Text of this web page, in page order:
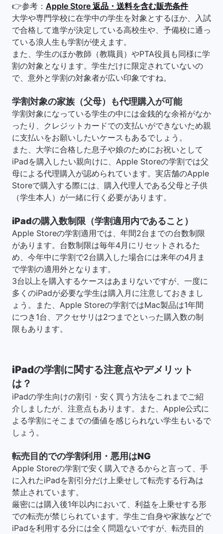
👉参考： Apple Store 返品・送料を含む販売条件
大学や専門学校に在学中の学生を対象とするほか、入試
で合格して進学が決定している高校生や、予備校に通っ
ている浪人生も学割が使えます。
また、学生のほか教師（教職員）やPTA役員も同様に学
割の対象となります。学生だけに限定されていないの
で、意外と学割の対象者が広い印象ですね。
学割対象の家族（父母）も代理購入が可能
学割対象になっている学生の中には金銭的な余裕がなか
ったり、クレジットカードでの支払いができないため親
に支払いをお願いしたいケースもあるでしょう。
また、大学に合格した息子や娘のためにお祝いとして
iPadを購入したい親向けに、Apple Storeの学割では父
母による代理購入が認められています。実店舗のApple
Storeで購入する際には、購入代理人である父母と子供
（学生本人）が一緒に行く必要があります。
iPadの購入数制限（学割適用内であること）
Apple Storeの学割適用では、年間2台までの台数制限
があります。台数制限は毎年4月にリセットされるた
め、今年中に学割で2台購入した場合には来年の4月ま
で学割の適用外となります。
3台以上を購入するケースはあまりないですが、一度に
多くのiPadが必要な学生は購入月に注意しておきまし
ょう。また、Apple Storeの学割ではMac製品は1年間
につき1台、アクセサリは2つまでといった購入数の制
限もあります。
iPadの学割に関する注意点やデメリット
は？
iPadの学生向けの割引・安く買う方法をこれまでご紹
介しましたが、注意点もあります。また、Apple公式に
よる学割にそこまでの価値を感じられない学生もいるで
しょう。
転売目的での学割利用・悪用はNG
Apple Storeの学割で安く購入できるからと言って、手
に入れたiPadを割引分だけ上乗せして転売する行為は
禁止されています。
厳密には購入後1年以内において、利益を上乗せする形
での転売が禁じられています。学生ご自身や家族などで
iPadを利用する分には全く問題ないですが、転売目的